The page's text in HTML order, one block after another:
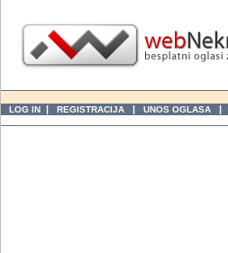
LOG IN | REGISTRACIJA | UNOS OGLASA |